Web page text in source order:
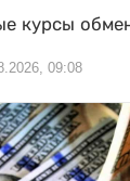
курсы
09:08